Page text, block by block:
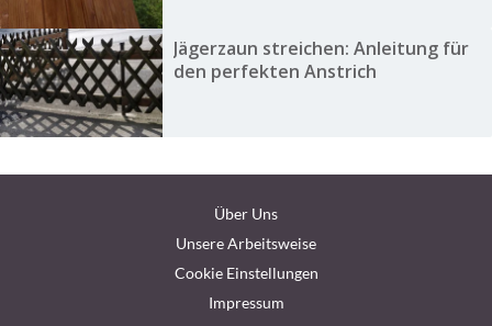
Jägerzaun streichen: Anleitung für
den perfekten Anstrich
Über Uns
Unsere Arbeitsweise
Cookie Einstellungen
Impressum